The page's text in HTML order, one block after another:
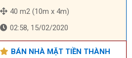
40 m2 (10m x 4m)
02:58, 15/02/2020
BÁN NHÀ MẶT TIỀN THÀNH